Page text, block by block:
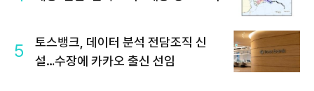
5
토스뱅크, 데이터 분석 전담조직 신
설…수장에 카카오 출신 선임